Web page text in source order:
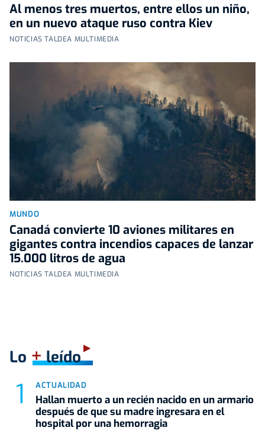
Al menos tres muertos, entre ellos un niño,
en un nuevo ataque ruso contra Kiev
NOTICIAS TALDEA MULTIMEDIA
MUNDO
Canadá convierte 10 aviones militares en
gigantes contra incendios capaces de lanzar
15.000 litros de agua
NOTICIAS TALDEA MULTIMEDIA
Lo +leído
ACTUALIDAD
Hallan muerto a un recién nacido en un armario
después de que su madre ingresara en el
hospital por una hemorragia